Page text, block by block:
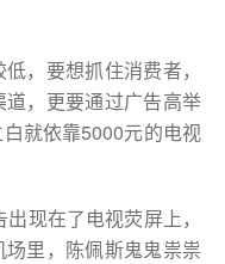
，要想抓住消费者，
，更要通过广告高举
就依靠5000元的电视
现在了电视荧屏上，
里，陈佩斯鬼鬼祟祟